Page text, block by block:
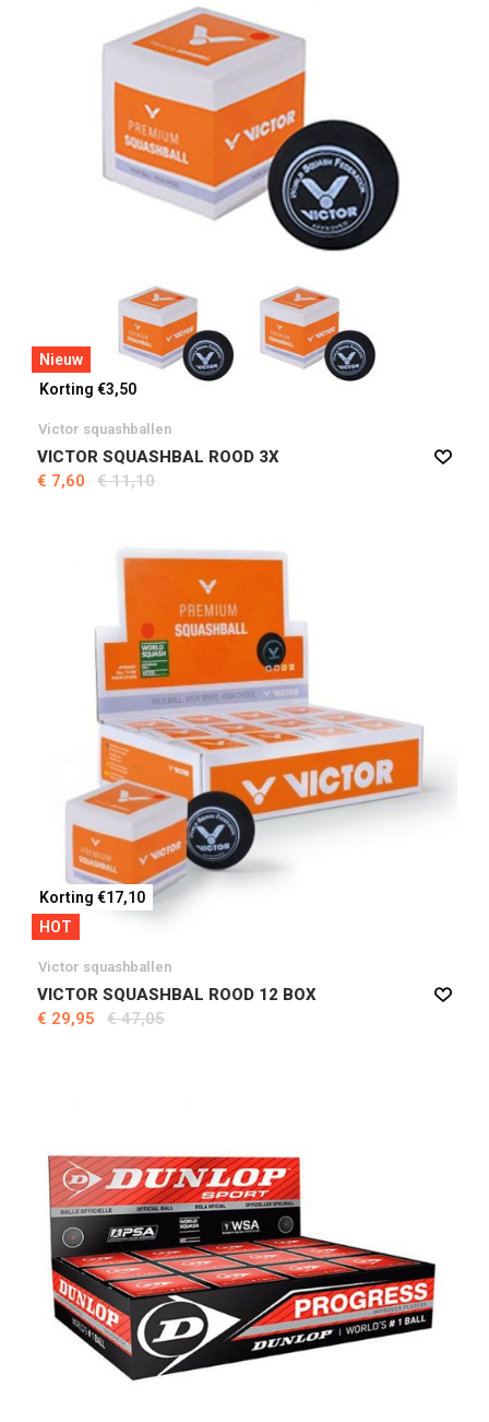
Nieuw
Korting €3,50
Victor squashballen
VICTOR SQUASHBAL ROOD 3X
€ 7,60
€ 11,10
Korting €17,10
HOT
Victor squashballen
VICTOR SQUASHBAL ROOD 12 BOX
€ 29,95
€ 47,05